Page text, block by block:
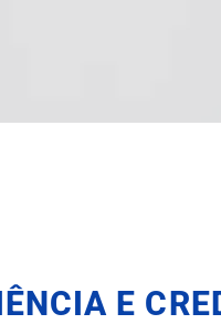
E